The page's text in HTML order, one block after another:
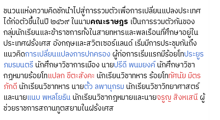
ชนวนแห่งความคิดชักนำไปสู่การรวมตัวเพื่อการเปลี่ยนแปลงประเทศ
ได้ก่อตัวขึ้นในปี ๒๔๖๙ ในนามคณะราษฎร เป็นการรวมตัวกันของ
กลุ่มนักเรียนและข้าราชการทั้งในสายทหารและพลเรือนที่ศึกษาอยู่ใน
ประเทศฝรั่งเศส อังกฤษและสวิตเซอร์แลนด์ เริ่มมีการประชุมกันถึง
แนวคิดการเปลี่ยนแปลงการปกครอง ผู้ก่อการเริ่มแรกมีร้อยโทประยูร
ภมรมนตรี นักศึกษาวิชาการเมือง นายปรีดี พนมยงค์นักศึกษาวิชา
กฎหมายร้อยโทแปลก ขีตะสังคะ นักเรียนวิชาทหาร ร้อยโททัศนัย มิตร
ภักดี นักเรียนวิชาทหาร นายตั้ว ลพานุกรม นักเรียนวิชาวิทยาศาสตร์
และนายแนบ พหลโยธินนักเรียนวิชากฎหมายและนายจรูญ สิงหเสนีผู้
ช่วยราชการสถานทูตสยามในฝรั่งเศส